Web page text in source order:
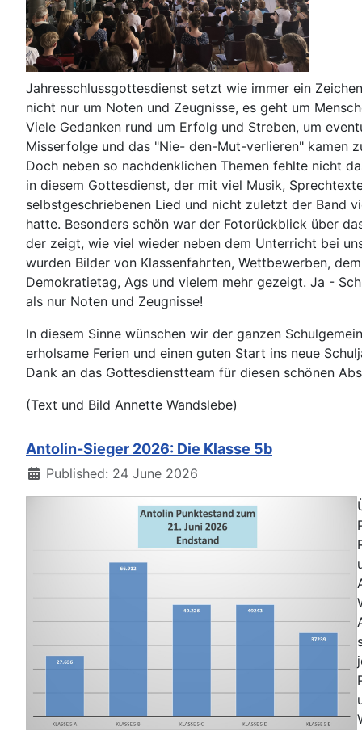
Jahresschlussgottesdienst setzt wie immer ein
nicht nur um Noten und Zeugnisse, es geht um
Viele Gedanken rund um Erfolg und Streben, um
Misserfolge und das "Nie- den-Mut-verlieren" kamen
Doch neben so nachdenklichen Themen fehlte nicht
in diesem Gottesdienst, der mit viel Musik,
selbstgeschriebenen Lied und nicht zuletzt der Band
hatte. Besonders schön war der Fotorückblick über
der zeigt, wie viel wieder neben dem Unterricht bei
wurden Bilder von Klassenfahrten, Wettbewerben, dem
Demokratietag, Ags und vielem mehr gezeigt. Ja -
als nur Noten und Zeugnisse!
In diesem Sinne wünschen wir der ganzen
erholsame Ferien und einen guten Start ins neue
Dank an das Gottesdienstteam für diesen schönen
(Text und Bild Annette Wandslebe)
Antolin-Sieger 2026: Die Klasse 5b
DetailsPublished: 24 June 2026